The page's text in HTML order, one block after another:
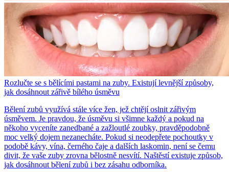
Rozlučte se s bělícími pastami na zuby. Existují levnější způsoby,
jak dosáhnout zářivě bílého úsměvu
Bělení zubů využívá stále více žen, jež chtějí oslnit zářivým
úsměvem. Je pravdou, že úsměvu si všimne každý a pokud na
někoho vyceníte zanedbané a zažloutlé zoubky, pravděpodobně
moc velký dojem nezanecháte. Pokud si neodepřete pochoutky v
podobě kávy, vína, černého čaje a dalších laskomin, není se čemu
divit, že vaše zuby zrovna bělostně nesvítí. Naštěstí existuje způsob,
jak dosáhnout bělení zubů i bez zásahu odborníka.